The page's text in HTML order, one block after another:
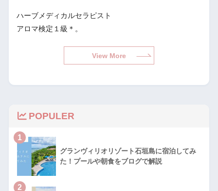
ハーブメディカルセラピスト
アロマ検定１級＊。
View More
POPULER
1
グランヴィリオリゾート石垣島に宿泊してみ
た！プールや朝食をブログで解説
2